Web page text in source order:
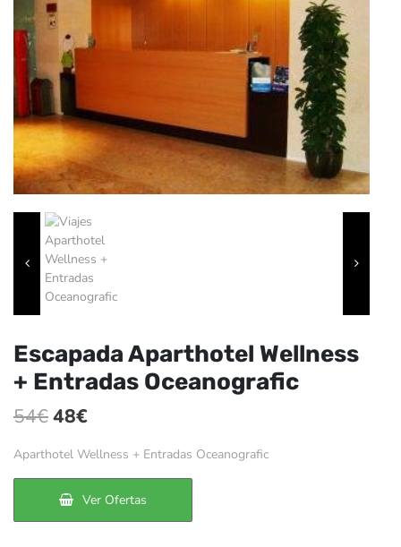
Escapada Aparthotel Wellness
+ Entradas Oceanografic
54€El
precio
era:
54€.
48€
precio
es:
48€.
Aparthotel Wellness + Entradas Oceanografic
Ver Ofertas